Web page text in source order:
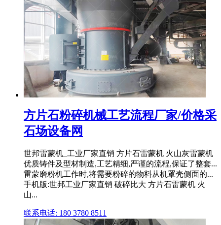
方片石粉碎机械工艺流程厂家/价格采
石场设备网
世邦雷蒙机_工业厂家直销 方片石雷蒙机 火山灰雷蒙机
优质铸件及型材制造,工艺精细,严谨的流程,保证了整套...
雷蒙磨粉机工作时,将需要粉碎的物料从机罩壳侧面的...
手机版:世邦工业厂家直销 破碎比大 方片石雷蒙机 火
山...
联系电话: 180 3780 8511